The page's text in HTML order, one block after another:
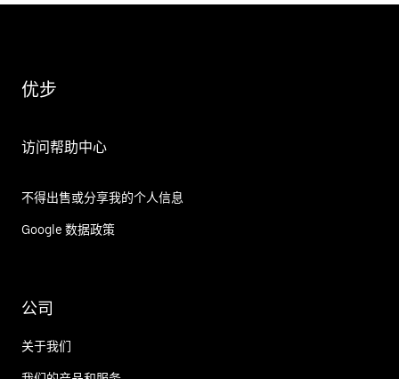
优步
访问帮助中心
不得出售或分享我的个人信息
Google 数据政策
公司
关于我们